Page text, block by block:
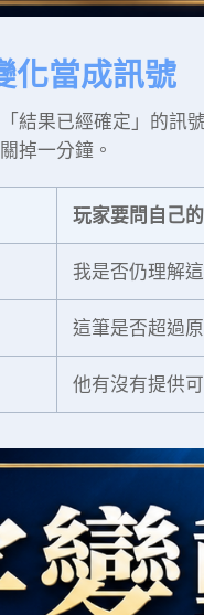
化當成訊號
結果已經確定」的
掉一分鐘。
玩家要問自己
我是否仍理解
這筆是否超過
他有沒有提供